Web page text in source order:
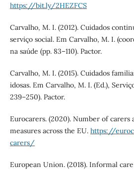
https://bit.ly/2HEZFCS
Carvalho, M. I. (2012). Cuidados
serviço social. Em Carvalho, M. I.
na saúde (pp. 83–110). Pactor.
Carvalho, M. I. (2015). Cuidados
idosas. Em Carvalho, M. I. (Ed.),
239–250). Pactor.
Eurocarers. (2020). Number of carers
measures across the EU. https://
carers/
European Union. (2018). Informal